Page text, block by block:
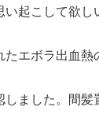
い起こして欲し
たエボラ出血熱
しました。間髪